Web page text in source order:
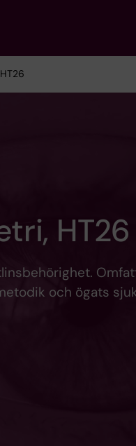
HT26
och ögats